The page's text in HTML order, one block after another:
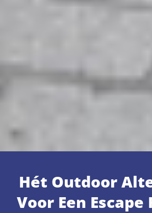
Hét Outdoor
Voor Een Escape